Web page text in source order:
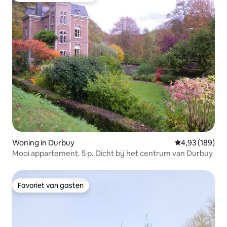
Woning in Durbuy Gemiddelde
4,93 (189)
Mooi appartement. 5 p. Dicht bij het centrum van Durbuy
Favoriet van gasten
Favoriet van gasten